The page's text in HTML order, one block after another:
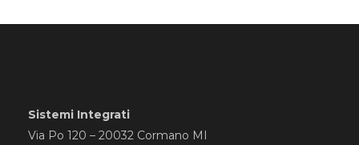
Sistemi Integrati
Via Po 120 – 20032 Cormano MI